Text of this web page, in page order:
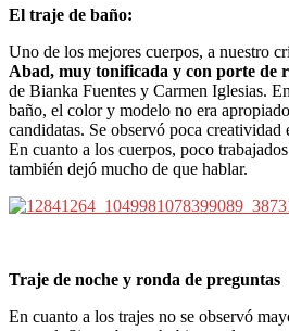
El traje de baño:
Uno de los mejores cuerpos, a nuestro
Abad, muy tonificada y con porte de
de Bianka Fuentes y Carmen Iglesias.
baño, el color y modelo no era
candidatas. Se observó poca creatividad
En cuanto a los cuerpos, poco
también dejó mucho de que hablar.
Traje de noche y ronda de preguntas
En cuanto a los trajes no se observó